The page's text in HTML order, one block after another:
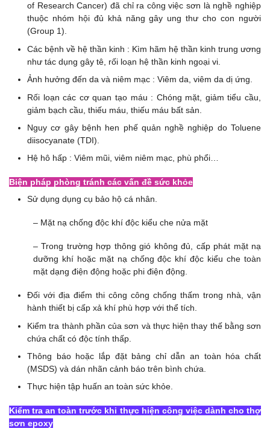
of Research Cancer) đã chỉ ra công việc sơn là nghề nghiệp
thuộc nhóm hội đủ khả năng gây ung thư cho con người
(Group 1).
Các bệnh về hệ thần kinh : Kìm hãm hệ thần kinh trung ương
như tác dụng gây tê, rối loạn hệ thần kinh ngoại vi.
Ảnh hưởng đến da và niêm mạc : Viêm da, viêm da dị ứng.
Rối loạn các cơ quan tạo máu : Chóng mặt, giảm tiểu cầu,
giảm bạch cầu, thiếu máu, thiếu máu bất sản.
Nguy cơ gây bệnh hen phế quản nghề nghiệp do Toluene
diisocyanate (TDI).
Hệ hô hấp : Viêm mũi, viêm niêm mạc, phù phổi…
Biện pháp phòng tránh các vấn đề sức khỏe
Sử dụng dụng cụ bảo hộ cá nhân.
– Mặt nạ chống độc khí độc kiểu che nửa mặt
– Trong trường hợp thông gió không đủ, cấp phát mặt nạ
dưỡng khí hoặc mặt nạ chống độc khí độc kiểu che toàn
mặt dạng điện động hoặc phi điện động.
Đối với địa điểm thi công công chống thấm trong nhà, vận
hành thiết bị cấp xả khí phù hợp với thể tích.
Kiểm tra thành phần của sơn và thực hiện thay thế bằng sơn
chứa chất có độc tính thấp.
Thông báo hoặc lắp đặt bảng chỉ dẫn an toàn hóa chất
(MSDS) và dán nhãn cảnh báo trên bình chứa.
Thực hiện tập huấn an toàn sức khỏe.
Kiểm tra an toàn trước khi thực hiện công việc dành cho thợ
sơn epoxy